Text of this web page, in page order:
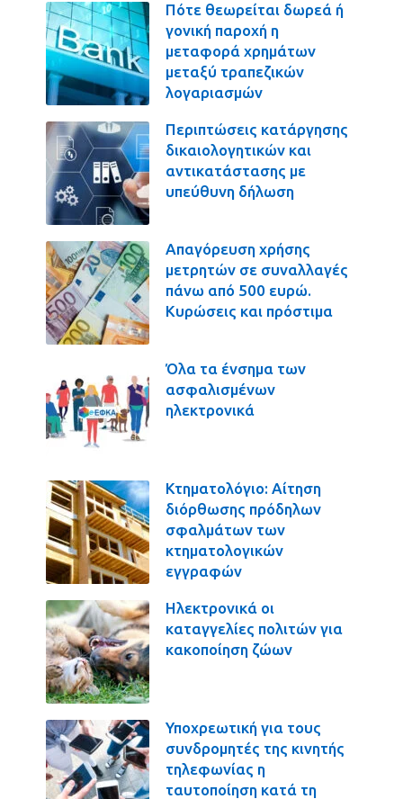
Πότε θεωρείται δωρεά ή
γονική παροχή η
μεταφορά χρημάτων
μεταξύ τραπεζικών
λογαριασμών
Περιπτώσεις κατάργησης
δικαιολογητικών και
αντικατάστασης με
υπεύθυνη δήλωση
Απαγόρευση χρήσης
μετρητών σε συναλλαγές
πάνω από 500 ευρώ.
Κυρώσεις και πρόστιμα
Όλα τα ένσημα των
ασφαλισμένων
ηλεκτρονικά
Κτηματολόγιο: Αίτηση
διόρθωσης πρόδηλων
σφαλμάτων των
κτηματολογικών
εγγραφών
Ηλεκτρονικά οι
καταγγελίες πολιτών για
κακοποίηση ζώων
Υποχρεωτική για τους
συνδρομητές της κινητής
τηλεφωνίας η
ταυτοποίηση κατά τη